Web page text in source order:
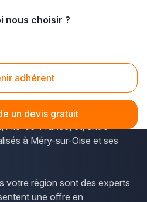
nous choisir ?
adhérent
un devis gratuit
(95540)
permet d'accéder simplement
qui se partagent le Val-
l'Île-de-France, et, entre
à Méry-sur-Oise et ses
votre région sont des experts
une offre en